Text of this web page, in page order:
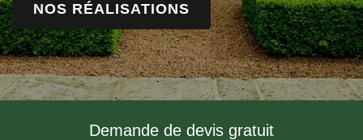
NOS RÉALISATIONS
Demande de devis gratuit